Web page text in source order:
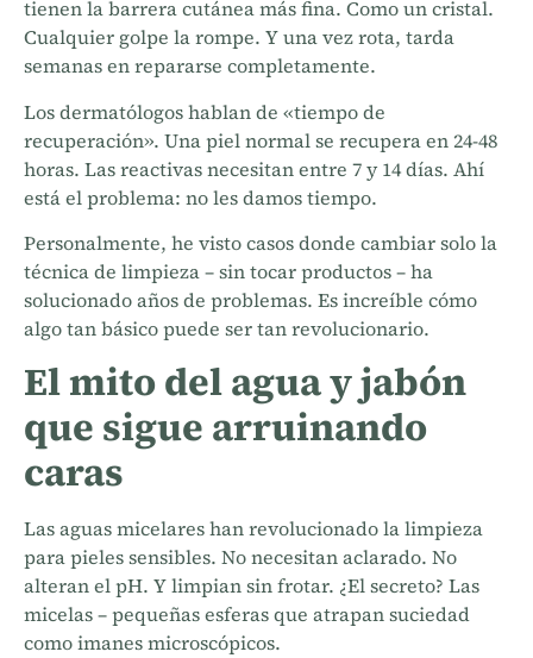
tienen la barrera cutánea más fina. Como un cristal.
Cualquier golpe la rompe. Y una vez rota, tarda
semanas en repararse completamente.
Los dermatólogos hablan de «tiempo de
recuperación». Una piel normal se recupera en 24-48
horas. Las reactivas necesitan entre 7 y 14 días. Ahí
está el problema: no les damos tiempo.
Personalmente, he visto casos donde cambiar solo la
técnica de limpieza – sin tocar productos – ha
solucionado años de problemas. Es increíble cómo
algo tan básico puede ser tan revolucionario.
El mito del agua y jabón
que sigue arruinando
caras
Las aguas micelares han revolucionado la limpieza
para pieles sensibles. No necesitan aclarado. No
alteran el pH. Y limpian sin frotar. ¿El secreto? Las
micelas – pequeñas esferas que atrapan suciedad
como imanes microscópicos.